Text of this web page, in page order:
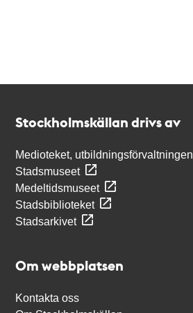
Stockholmskällan drivs av
Medioteket, utbildningsförvaltningen
Stadsmuseet
Medeltidsmuseet
Stadsbiblioteket
Stadsarkivet
Om webbplatsen
Kontakta oss